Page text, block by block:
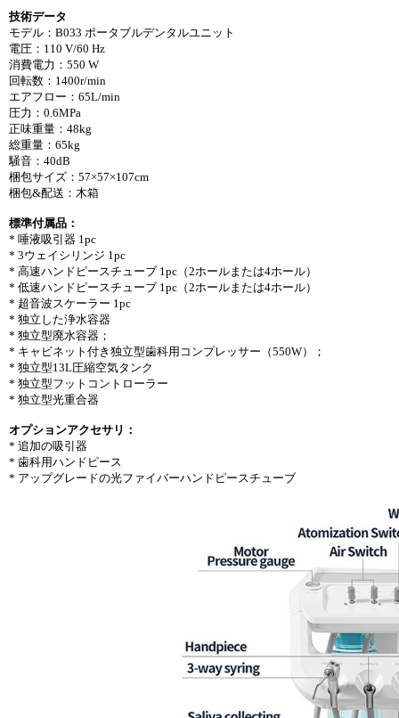
技術データ
モデル：B033 ポータブルデンタルユニット
電圧：110 V/60 Hz
消費電力：550 W
回転数：1400r/min
エアフロー：65L/min
圧力：0.6MPa
正味重量：48kg
総重量：65kg
騒音：40dB
梱包サイズ：57×57×107cm
梱包&配送：木箱
標準付属品：
* 唾液吸引器 1pc
* 3ウェイシリンジ 1pc
* 高速ハンドピースチューブ 1pc（2ホールまたは4ホール）
* 低速ハンドピースチューブ 1pc（2ホールまたは4ホール）
* 超音波スケーラー 1pc
* 独立した浄水容器
* 独立型廃水容器；
* キャビネット付き独立型歯科用コンプレッサー（550W）；
* 独立型13L圧縮空気タンク
* 独立型フットコントローラー
* 独立型光重合器
オプションアクセサリ：
* 追加の吸引器
* 歯科用ハンドピース
* アップグレードの光ファイバーハンドピースチューブ